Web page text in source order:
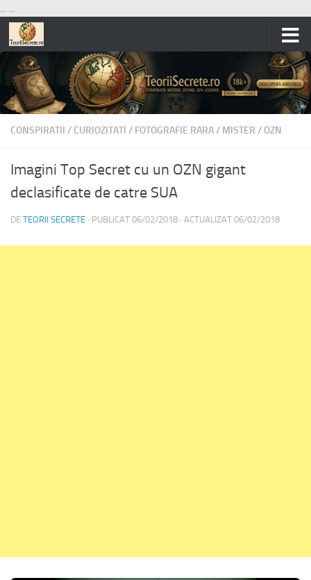
... ...
Skip to content
CONSPIRATII / CURIOZITATI / FOTOGRAFIE RARA/ MISTER /OZN
Imagini Top Secret cu un OZN gigant
declasificate de catre SUA
DE TEORII SECRETE · PUBLICAT 06/02/2018 · ACTUALIZAT 06/02/2018